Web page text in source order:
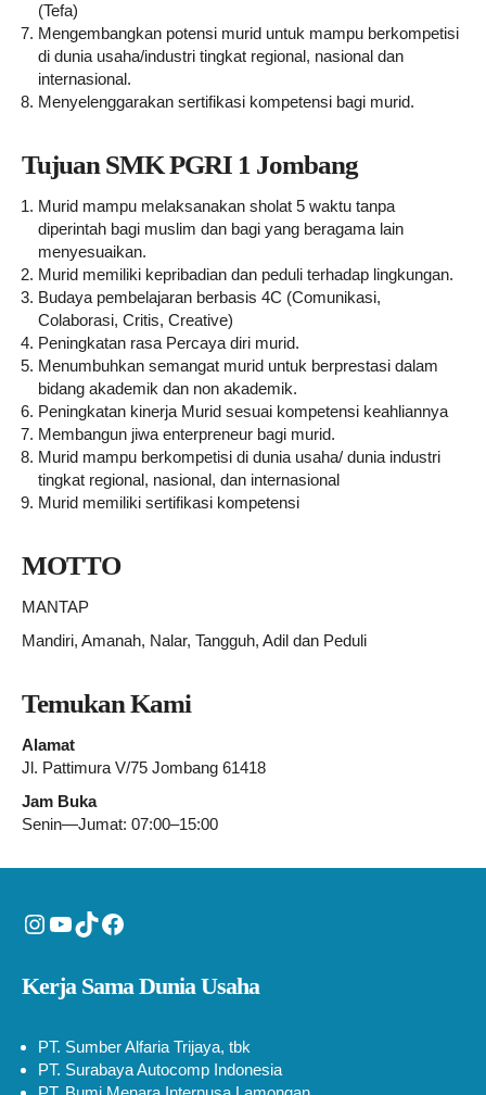
(Tefa)
Mengembangkan potensi murid untuk mampu berkompetisi
di dunia usaha/industri tingkat regional, nasional dan
internasional.
Menyelenggarakan sertifikasi kompetensi bagi murid.
Tujuan SMK PGRI 1 Jombang
Murid mampu melaksanakan sholat 5 waktu tanpa
diperintah bagi muslim dan bagi yang beragama lain
menyesuaikan.
Murid memiliki kepribadian dan peduli terhadap lingkungan.
Budaya pembelajaran berbasis 4C (Comunikasi,
Colaborasi, Critis, Creative)
Peningkatan rasa Percaya diri murid.
Menumbuhkan semangat murid untuk berprestasi dalam
bidang akademik dan non akademik.
Peningkatan kinerja Murid sesuai kompetensi keahliannya
Membangun jiwa enterpreneur bagi murid.
Murid mampu berkompetisi di dunia usaha/ dunia industri
tingkat regional, nasional, dan internasional
Murid memiliki sertifikasi kompetensi
MOTTO
MANTAP
Mandiri, Amanah, Nalar, Tangguh, Adil dan Peduli
Temukan Kami
Alamat
Jl. Pattimura V/75 Jombang 61418
Jam Buka
Senin—Jumat: 07:00–15:00
Instagram
YouTube
TikTokFacebook
Kerja Sama Dunia Usaha
PT. Sumber Alfaria Trijaya, tbk
PT. Surabaya Autocomp Indonesia